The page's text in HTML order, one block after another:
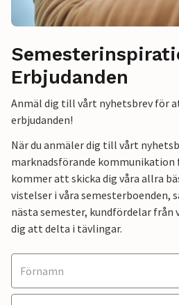
Erbjudanden
Anmäl dig till vårt nyhetsbrev för
erbjudanden!
När du anmäler dig till vårt
marknadsförande kommunikation
kommer att skicka dig våra allra
vistelser i våra semesterboenden,
nästa semester, kundfördelar från
dig att delta i tävlingar.